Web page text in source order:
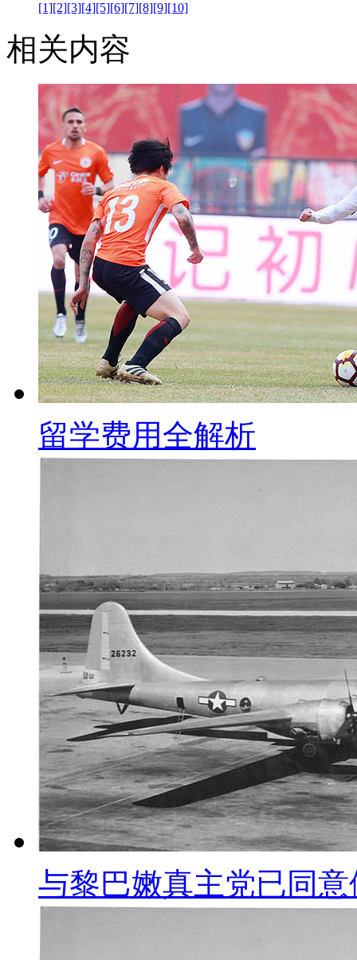
[1][2][3][4][5][6][7][8][9][10]
相关内容
留学费用全解析
与黎巴嫩真主党已同意